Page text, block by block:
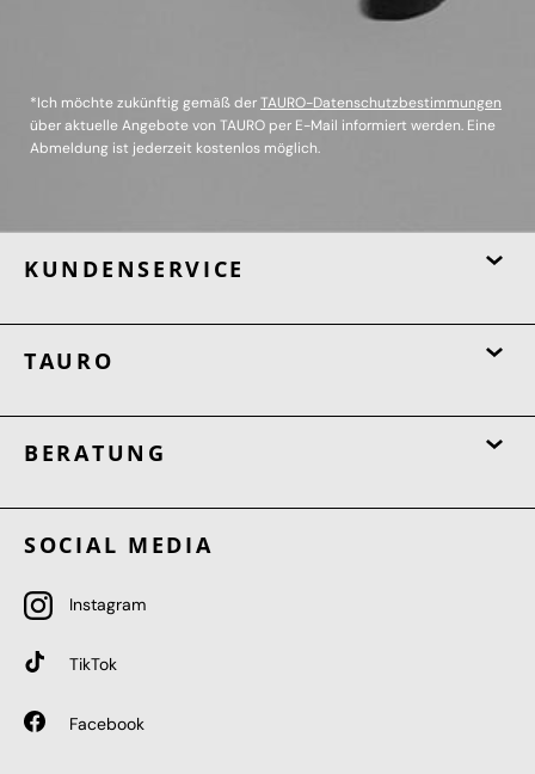
*Ich möchte zukünftig gemäß derTAURO-Datenschutzbestimmungen
über aktuelle Angebote von TAURO per E-Mail informiert werden. Eine
Abmeldung ist jederzeit kostenlos möglich.
KUNDENSERVICE
TAURO
BERATUNG
SOCIAL MEDIA
Instagram
TikTok
Facebook